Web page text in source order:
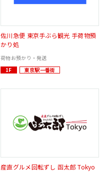
佐川急便 東京手ぶら観光 手荷物預
かり処
荷物お預かり・発送
1F
東京駅一番街
産直グルメ回転ずし 函太郎 Tokyo